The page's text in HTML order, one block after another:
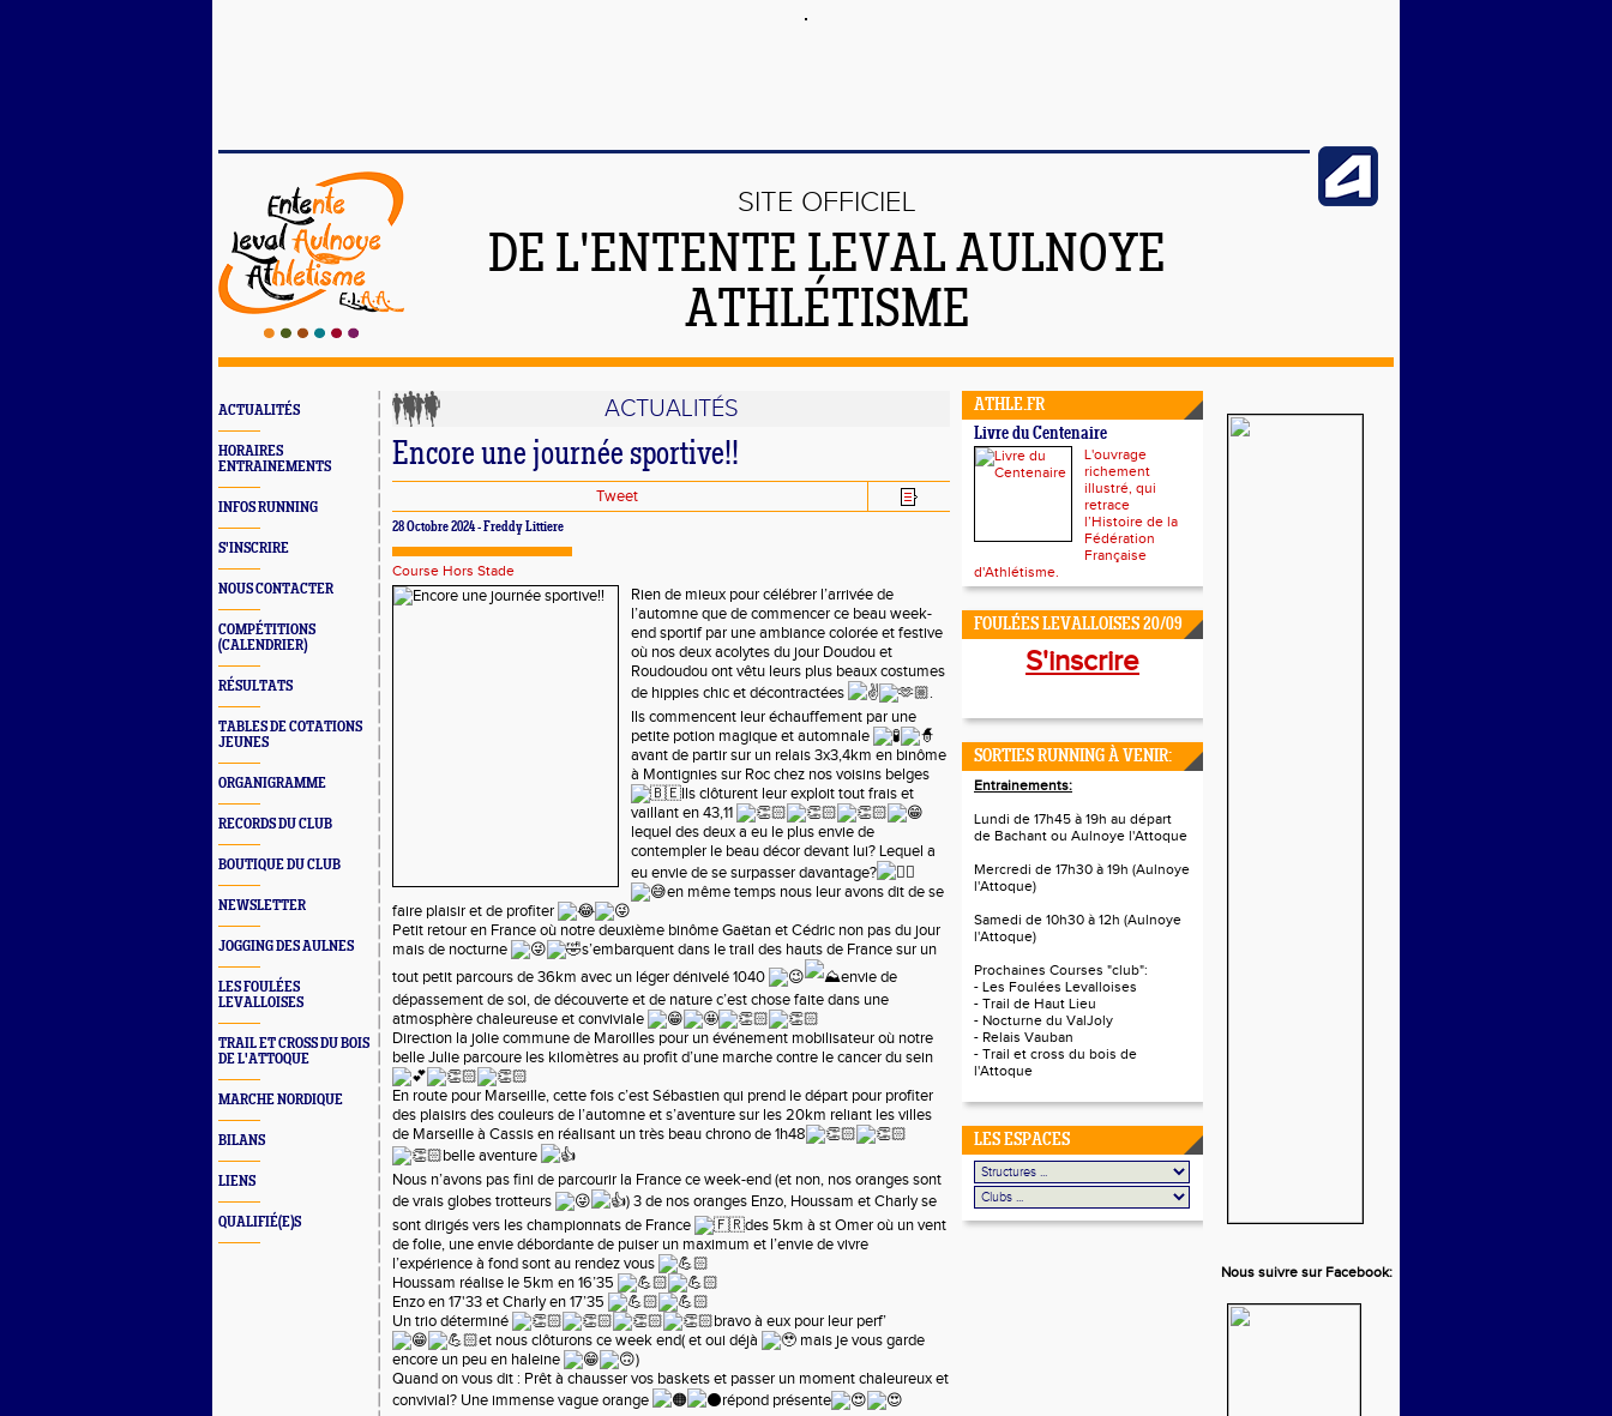
SITE OFFICIEL
DE L'ENTENTE LEVAL AULNOYE
ATHLÉTISME
ACTUALITÉS
HORAIRES
ENTRAINEMENTS
INFOS RUNNING
S'INSCRIRE
NOUS CONTACTER
COMPÉTITIONS
(CALENDRIER)
RÉSULTATS
TABLES DE COTATIONS
JEUNES
ORGANIGRAMME
RECORDS DU CLUB
BOUTIQUE DU CLUB
NEWSLETTER
JOGGING DES AULNES
LES FOULÉES
LEVALLOISES
TRAIL ET CROSS DU BOIS
DE L'ATTOQUE
MARCHE NORDIQUE
BILANS
LIENS
QUALIFIÉ(E)S
ACTUALITÉS
Encore une journée sportive!!
Tweet
28 Octobre 2024 - Freddy Littiere
Course Hors Stade
Rien de mieux pour célébrer l’arrivée de
l’automne que de commencer ce beau week-
end sportif par une ambiance colorée et festive
où nos deux acolytes du jour Doudou et
Roudoudou ont vêtu leurs plus beaux costumes
de hippies chic et décontractées
.
Ils commencent leur échauffement par une
petite potion magique et automnale
avant de partir sur un relais 3x3,4km en binôme
à Montignies sur Roc chez nos voisins belges
Ils clôturent leur exploit tout frais et
vaillanten 43,11
lequel des deux a eu le plus envie de
contempler le beau décor devant lui? Lequel a
eu envie de se surpasser davantage?
en même temps nous leur avons dit de se
faire plaisir et de profiter
Petit retour en France où notre deuxième binôme Gaëtan et Cédric non pas du jour
mais de nocturne
s’embarquent dans le trail des hauts de France sur un
tout petit parcours de 36km avec un léger dénivelé 1040
envie de
dépassement de soi, de découverte et de nature c’est chose faite dans une
atmosphère chaleureuse et conviviale
Direction la jolie commune de Maroilles pour un événement mobilisateur où notre
belle Julie parcoure les kilomètres au profit d’une marche contre le cancer du sein
En route pour Marseille, cette fois c’est Sébastien qui prend le départ pour profiter
des plaisirs des couleurs de l’automne et s’aventure sur les 20km reliant les villes
de Marseille à Cassis en réalisant un très beau chrono de 1h48
belle aventure
Nous n’avons pas fini de parcourir la France ce week-end (et non, nos oranges sont
de vrais globes trotteurs
) 3 de nos oranges Enzo, Houssam et Charly se
sont dirigés vers les championnats de France
des 5km à st Omer où un vent
de folie, une envie débordante de puiser un maximum et l’envie de vivre
l’expérience à fond sont au rendez vous
Houssam réalise le 5km en 16’35
Enzo en 17'33 et Charly en 17’35
Un trio déterminé
bravo à eux pour leur perf’
et nous clôturons ce week end( et oui déjà
mais je vous garde
encore un peu en haleine
)
Quand on vous dit : Prêt à chausser vos baskets et passer un moment chaleureux et
convivial? Une immense vague orange
répond présente
ATHLE.FR
Livre du Centenaire
L'ouvrage
richement
illustré, qui
retrace
l’Histoire de la
Fédération
Française
d'Athlétisme.
FOULÉES LEVALLOISES 20/09
S'inscrire
SORTIES RUNNING À VENIR:
Entrainements:
Lundi de 17h45 à 19h au départ
de Bachant ou Aulnoye l'Attoque
Mercredi de 17h30 à 19h (Aulnoye
l'Attoque)
Samedi de 10h30 à 12h (Aulnoye
l'Attoque)
Prochaines Courses "club":
- Les Foulées Levalloises
- Trail de Haut Lieu
- Nocturne du ValJoly
- Relais Vauban
- Trail et cross du bois de
l'Attoque
LES ESPACES
Nous suivre sur Facebook: